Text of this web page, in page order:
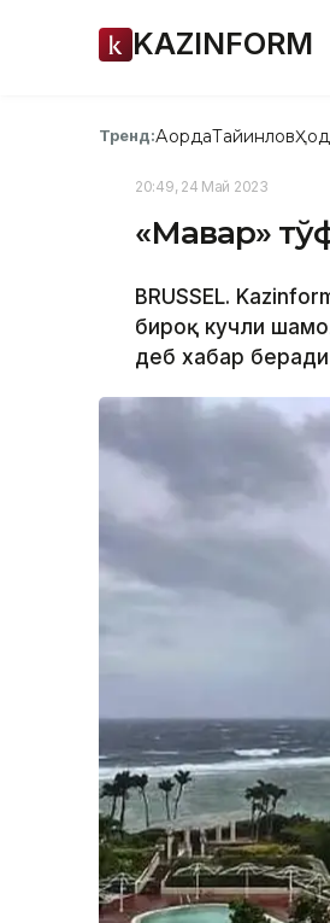
KAZINFORM
Тренд:АқордаТайинлов
20:49, 24 Май 2023
«Мавар»
BRUSSEL.
бироқ кучли
деб хабар